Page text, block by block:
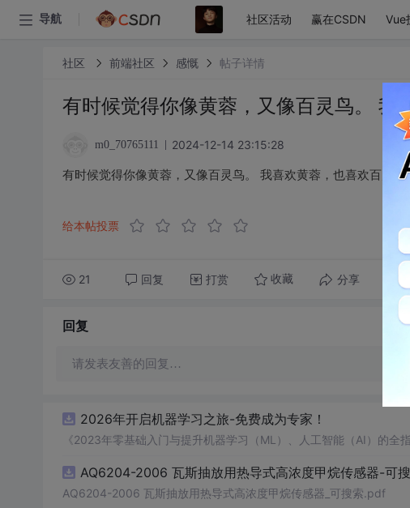
导航 社区活动 赢在CSDN Vue
社区 前端社区 感慨 帖子详情
有时候觉得你像黄蓉，又像百灵鸟。 我
m0_70765111 2024-12-14 23:15:28
有时候觉得你像黄蓉，又像百灵鸟。 我喜欢黄蓉，也喜欢百灵鸟
给本帖投票
21 回复 打赏 收藏 分享
回复
请发表友善的回复…
2026年开启机器学习之旅-免费成为专家！
《2023年零基础入门与提升机器学习（ML）、人工智能（AI）的全
AQ6204-2006 瓦斯抽放用热导式高浓度甲烷传感器-可
AQ6204-2006 瓦斯抽放用热导式高浓度甲烷传感器_可搜索.pdf